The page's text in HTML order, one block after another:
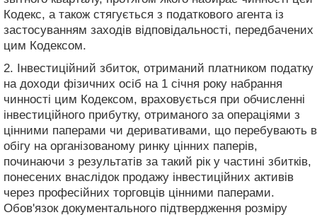
Кодекс, а також стягується з податкового агента із
застосуванням заходів відповідальності, передбачених
цим Кодексом.
2. Інвестиційний збиток, отриманий платником податку
на доходи фізичних осіб на 1 січня року набрання
чинності цим Кодексом, враховується при обчисленні
інвестиційного прибутку, отриманого за операціями з
цінними паперами чи деривативами, що перебувають в
обігу на організованому ринку цінних паперів,
починаючи з результатів за такий рік у частині збитків,
понесених внаслідок продажу інвестиційних активів
через професійних торговців цінними паперами.
Обов'язок документального підтвердження розміру